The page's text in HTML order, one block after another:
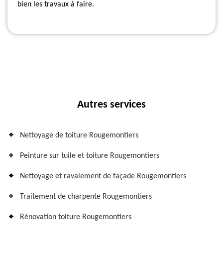
bien les travaux à faire.
Autres services
Nettoyage de toiture Rougemontiers
Peinture sur tuile et toiture Rougemontiers
Nettoyage et ravalement de façade Rougemontiers
Traitement de charpente Rougemontiers
Rénovation toiture Rougemontiers